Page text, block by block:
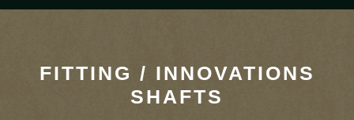
Button
FITTING / INNOVATIONS
SHAFTS